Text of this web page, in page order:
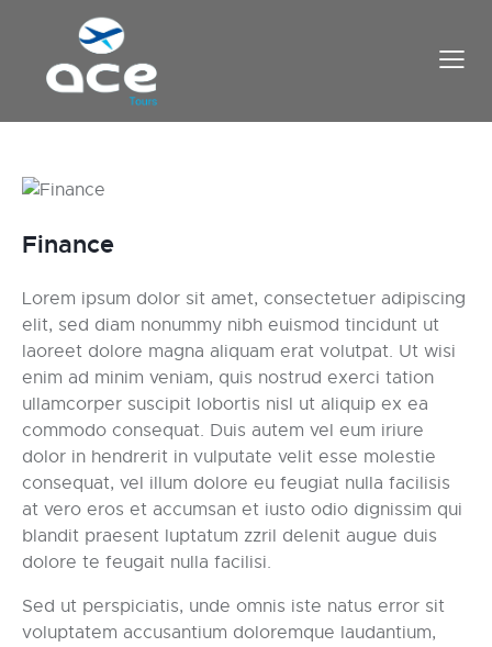
Finance
Lorem ipsum dolor sit amet, consectetuer adipiscing
elit, sed diam nonummy nibh euismod tincidunt ut
laoreet dolore magna aliquam erat volutpat. Ut wisi
enim ad minim veniam, quis nostrud exerci tation
ullamcorper suscipit lobortis nisl ut aliquip ex ea
commodo consequat. Duis autem vel eum iriure
dolor in hendrerit in vulputate velit esse molestie
consequat, vel illum dolore eu feugiat nulla facilisis
at vero eros et accumsan et iusto odio dignissim qui
blandit praesent luptatum zzril delenit augue duis
dolore te feugait nulla facilisi.
Sed ut perspiciatis, unde omnis iste natus error sit
voluptatem accusantium doloremque laudantium,